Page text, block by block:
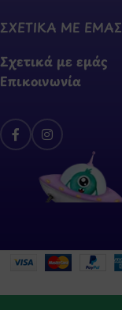
ΣΧΕΤΙΚΑ ΜΕ ΕΜΑΣ
Σχετικά με εμάς
Επικοινωνία